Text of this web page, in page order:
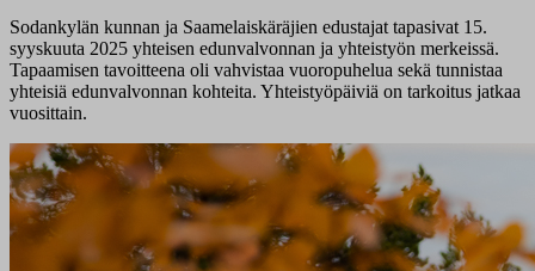
Sodankylän kunnan ja Saamelaiskäräjien edustajat tapasivat 15.
syyskuuta 2025 yhteisen edunvalvonnan ja yhteistyön merkeissä.
Tapaamisen tavoitteena oli vahvistaa vuoropuhelua sekä tunnistaa
yhteisiä edunvalvonnan kohteita. Yhteistyöpäiviä on tarkoitus jatkaa
vuosittain.